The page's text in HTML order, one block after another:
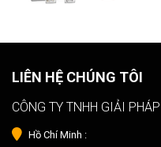
LIÊN HỆ CHÚNG TÔI
CÔNG TY TNHH GIẢI
Hồ Chí Minh :